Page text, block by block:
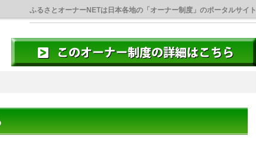
ふるさとオーナーNETは日本各地の「オーナー制度」のポータルサイト